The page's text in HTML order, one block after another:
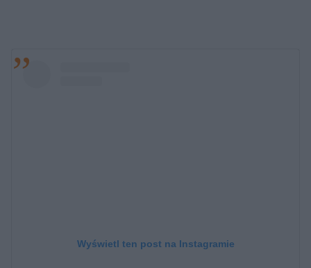
Wyświetl ten post na Instagramie